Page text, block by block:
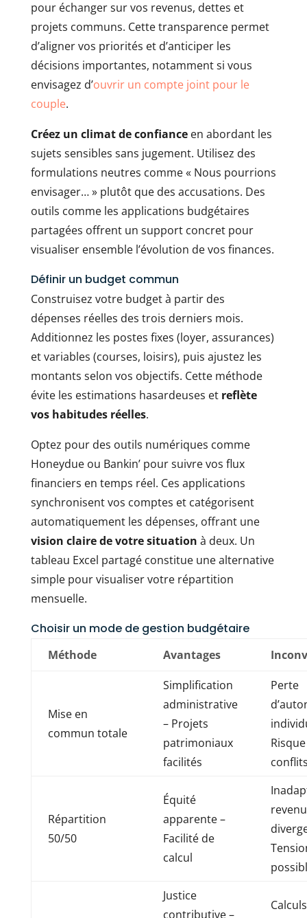
pour échanger sur vos revenus, dettes et
projets communs. Cette transparence permet
d’aligner vos priorités et d’anticiper les
décisions importantes, notamment si vous
envisagez d’ouvrir un compte joint pour le
couple.
Créez un climat de confianceen abordant les
sujets sensibles sans jugement. Utilisez des
formulations neutres comme « Nous pourrions
envisager… » plutôt que des accusations. Des
outils comme les applications budgétaires
partagées offrent un support concret pour
visualiser ensemble l’évolution de vos finances.
Définir un budget commun
Construisez votre budget à partir des
dépenses réelles des trois derniers mois.
Additionnez les postes fixes (loyer, assurances)
et variables (courses, loisirs), puis ajustez les
montants selon vos objectifs. Cette méthode
évite les estimations hasardeuses et reflète
vos habitudes réelles.
Optez pour des outils numériques comme
Honeydue ou Bankin’ pour suivre vos flux
financiers en temps réel. Ces applications
synchronisent vos comptes et catégorisent
automatiquement les dépenses, offrant une
vision claire de votre situation à deux. Un
tableau Excel partagé constitue une alternative
simple pour visualiser votre répartition
mensuelle.
Choisir un mode de gestion budgétaire
Méthode Avantages
Mise en
commun totale
Simplification
administrative
– Projets
patrimoniaux
facilités
Perte
Répartition
50/50
Équité
apparente –
Facilité de
calcul
Justice
contributive –
Calculs